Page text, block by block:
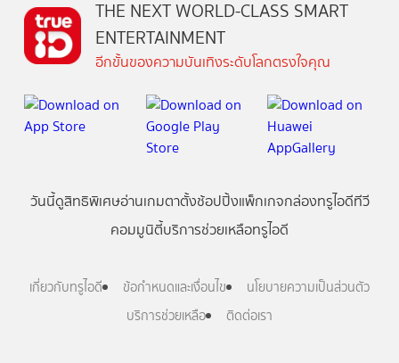
THE NEXT WORLD-CLASS SMART
ENTERTAINMENT
อีกขั้นของความบันเทิงระดับโลกตรงใจคุณ
วันนี้ดูสิทธิพิเศษอ่านเกมตาตั้งช้อปปิ้งแพ็กเกจกล่องทรูไอดีทีวี
คอมมูนิตี้บริการช่วยเหลือทรูไอดี
เกี่ยวกับทรูไอดี ข้อกำหนดและเงื่อนไข
นโยบายความเป็นส่วนตัว
บริการช่วยเหลือ
ติดต่อเรา